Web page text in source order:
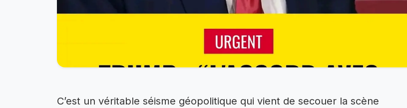
C’est un véritable séisme géopolitique qui vient de secouer la scène